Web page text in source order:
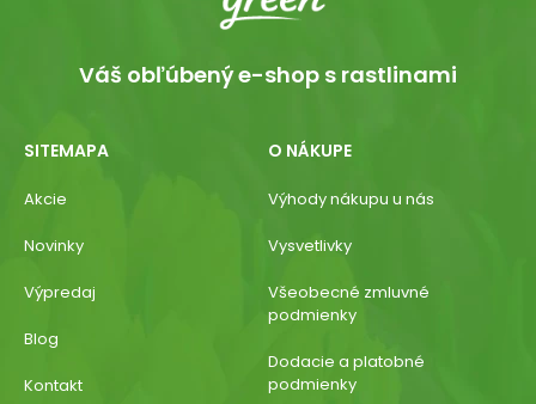
Váš obľúbený e-shop s rastlinami
SITEMAPA
Akcie
Novinky
Výpredaj
Blog
Kontakt
O NÁKUPE
Výhody nákupu u nás
Vysvetlivky
Všeobecné zmluvné
podmienky
Dodacie a platobné
podmienky